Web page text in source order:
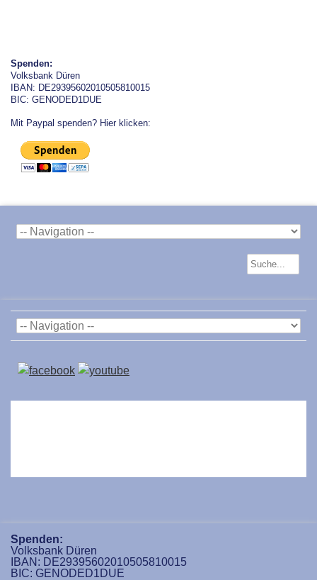
Spenden:
Volksbank Düren
IBAN: DE29395602010505810015
BIC: GENODED1DUE
Mit Paypal spenden? Hier klicken:
Spenden:
Volksbank Düren
IBAN: DE29395602010505810015
BIC: GENODED1DUE